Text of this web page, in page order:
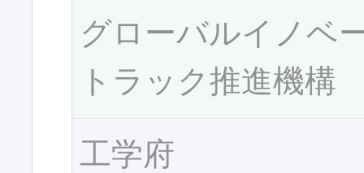
グローバルイノベ
トラック推進機構
工学府